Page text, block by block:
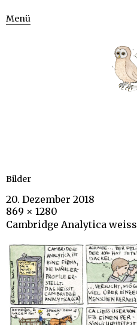
Menü
Bilder
20. Dezember 2018
869 × 1280
Cambridge Analytica weiss